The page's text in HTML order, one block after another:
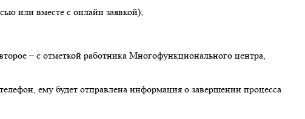
или вместе с онлайн заявкой);
– с отметкой работника Многофункционального центра,
ему будет отправлена информация о завершении процесса